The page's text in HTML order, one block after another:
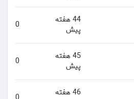
44 هفته
پیش
0
45 هفته
پیش
0
46 هفته